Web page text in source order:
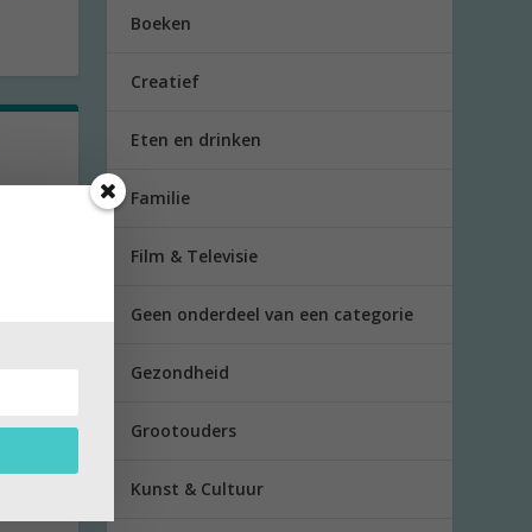
Boeken
Creatief
Eten en drinken
Familie
Film & Televisie
Geen onderdeel van een categorie
Gezondheid
Grootouders
Kunst & Cultuur